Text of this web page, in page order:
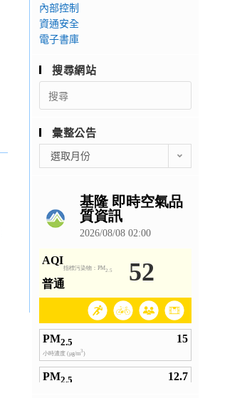
內部控制
資通安全
電子書庫
搜尋網站
Search
for:
彙整公告
整
選取月份